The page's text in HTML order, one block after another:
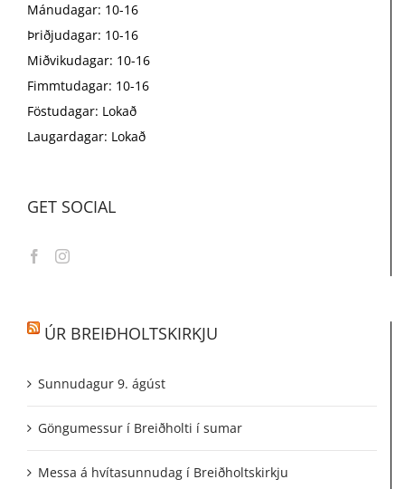
Mánudagar: 10-16
Þriðjudagar: 10-16
Miðvikudagar: 10-16
Fimmtudagar: 10-16
Föstudagar: Lokað
Laugardagar: Lokað
GET SOCIAL
ÚR BREIÐHOLTSKIRKJU
Sunnudagur 9. ágúst
Göngumessur í Breiðholti í sumar
Messa á hvítasunnudag í Breiðholtskirkju